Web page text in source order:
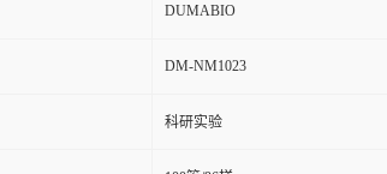
DUMABIO
DM-NM1023
科研实验